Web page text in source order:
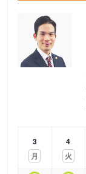
3
月
4
火